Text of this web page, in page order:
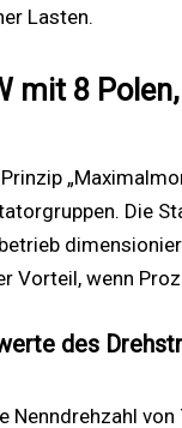
Lasten.
8 Polen,
Die
Vorteil, wenn
des
Nenndrehzahl